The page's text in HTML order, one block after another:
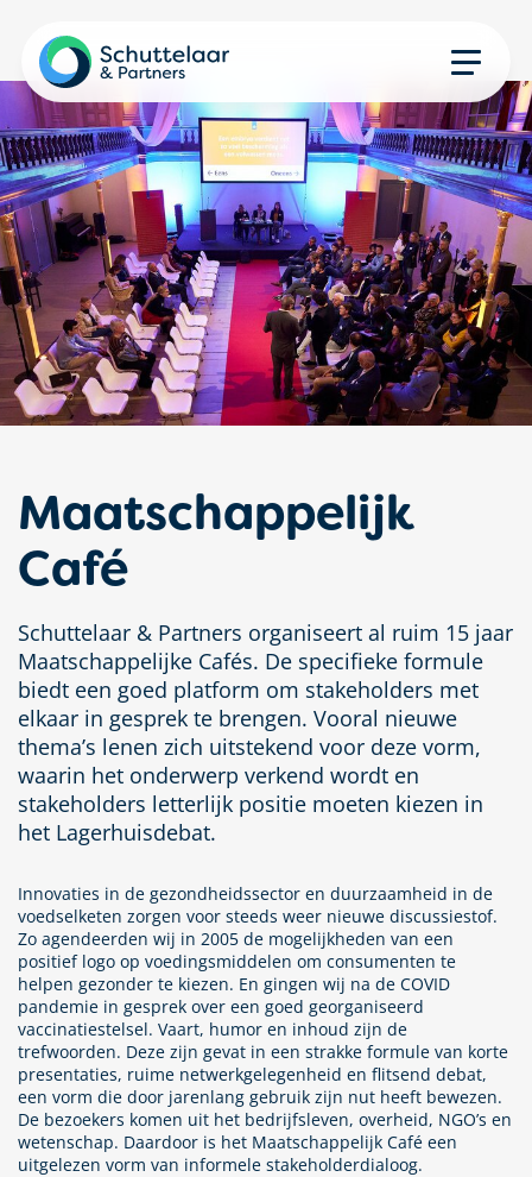
Maatschappelijk
Café
Schuttelaar & Partners organiseert al ruim 15 jaar
Maatschappelijke Cafés. De specifieke formule
biedt een goed platform om stakeholders met
elkaar in gesprek te brengen. Vooral nieuwe
thema’s lenen zich uitstekend voor deze vorm,
waarin het onderwerp verkend wordt en
stakeholders letterlijk positie moeten kiezen in
het Lagerhuisdebat.
Innovaties in de gezondheidssector en duurzaamheid in de
voedselketen zorgen voor steeds weer nieuwe discussiestof.
Zo agendeerden wij in 2005 de mogelijkheden van een
positief logo op voedingsmiddelen om consumenten te
helpen gezonder te kiezen. En gingen wij na de COVID
pandemie in gesprek over een goed georganiseerd
vaccinatiestelsel. Vaart, humor en inhoud zijn de
trefwoorden. Deze zijn gevat in een strakke formule van korte
presentaties, ruime netwerkgelegenheid en flitsend debat,
een vorm die door jarenlang gebruik zijn nut heeft bewezen.
De bezoekers komen uit het bedrijfsleven, overheid, NGO’s en
wetenschap. Daardoor is het Maatschappelijk Café een
uitgelezen vorm van informele stakeholderdialoog.